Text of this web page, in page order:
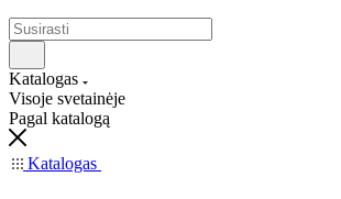
Katalogas
Visoje svetainėje
Pagal katalogą
Katalogas